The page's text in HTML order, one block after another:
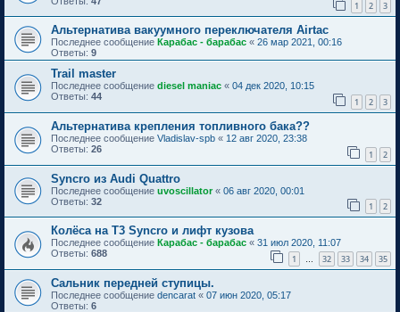
1 2 3
Альтернатива вакуумного переключателя Airtac
Последнее сообщение Карабас - барабас « 26 мар 2021, 00:16
Ответы: 9
Trail master
Последнее сообщение diesel maniac « 04 дек 2020, 10:15
Ответы: 44 1 2 3
Альтернатива крепления топливного бака??
Последнее сообщение Vladislav-spb « 12 авг 2020, 23:38
Ответы: 26 1 2
Syncro из Audi Quattro
Последнее сообщение uvoscillator « 06 авг 2020, 00:01
Ответы: 32 1 2
Колёса на T3 Syncro и лифт кузова
Последнее сообщение Карабас - барабас « 31 июл 2020, 11:07
Ответы: 688 1 … 32 33 34 35
Сальник передней ступицы.
Последнее сообщение dencarat « 07 июн 2020, 05:17
Ответы: 6